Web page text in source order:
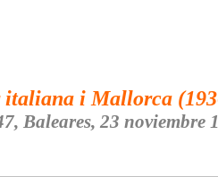
i Mallorca
Baleares, 23 noviembre